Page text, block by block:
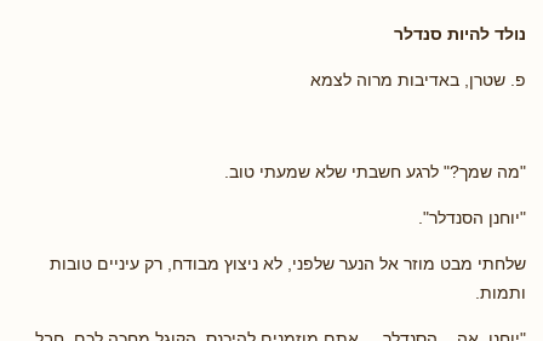
נולד להיות סנדלר
פ. שטרן, באדיבות מרוה לצמא
"מה שמך?" לרגע חשבתי שלא שמעתי טוב.
"יוחנן הסנדלר".
שלחתי מבט מוזר אל הנער שלפני, לא ניצוץ מבודח, רק עיניים טובות
ותמות.